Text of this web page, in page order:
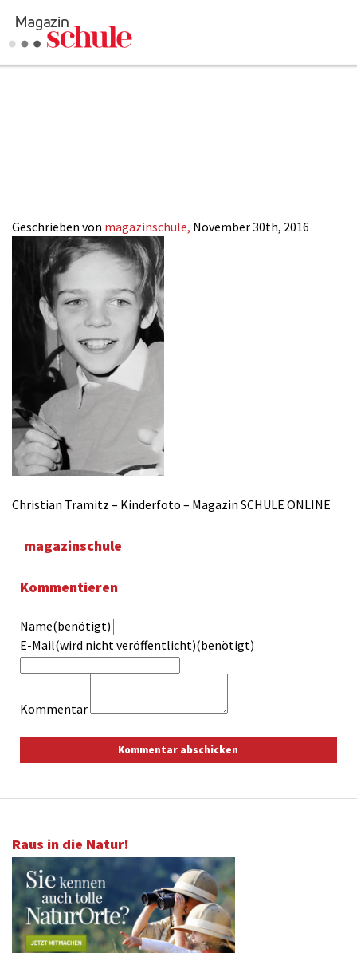
Impressum
Geschrieben von magazinschule, November 30th, 2016
Christian Tramitz – Kinderfoto – Magazin SCHULE ONLINE
magazinschule
Kommentieren
Name(benötigt)
E-Mail(wird nicht veröffentlicht)(benötigt)
Kommentar
Raus in die Natur!